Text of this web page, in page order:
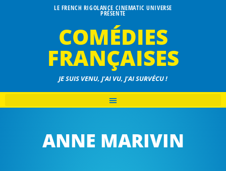
LE FRENCH RIGOLANCE CINEMATIC UNIVERSE
PRÉSENTE
COMÉDIES
FRANÇAISES
JE SUIS VENU, J'AI VU, J'AI SURVÉCU !
ANNE MARIVIN